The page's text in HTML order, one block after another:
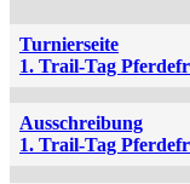
Turnierseite
1. Trail-Tag
Ausschreibung
1. Trail-Tag